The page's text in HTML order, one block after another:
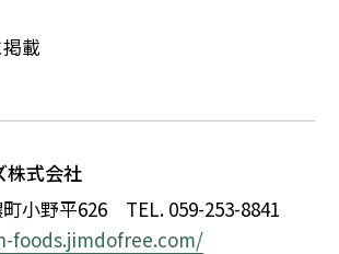
載
株式会社
小野平626 TEL. 059-253-8841
foods.jimdofree.com/